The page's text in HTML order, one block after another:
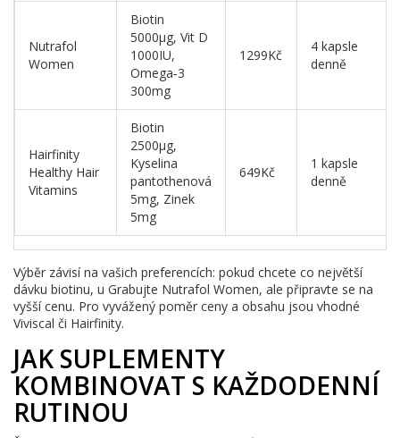
Nutrafol
Women
Biotin
5000µg, Vit D
1000IU,
Omega‑3
300mg
1299Kč
4 kapsle
denně
Hairfinity
Healthy Hair
Vitamins
Biotin
2500µg,
Kyselina
pantothenová
5mg, Zinek
5mg
649Kč
1 kapsle
denně
Výběr závisí na vašich preferencích: pokud chcete co největší
dávku biotinu, u Grabujte Nutrafol Women, ale připravte se na
vyšší cenu. Pro vyvážený poměr ceny a obsahu jsou vhodné
Viviscal či Hairfinity.
JAK SUPLEMENTY
KOMBINOVAT S KAŽDODENNÍ
RUTINOU